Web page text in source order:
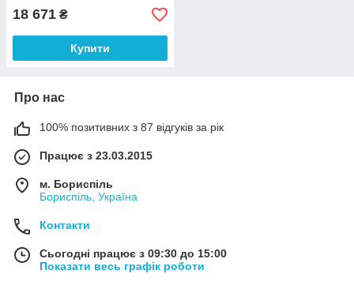
18 671 ₴
Купити
Про нас
100% позитивних з 87 відгуків за рік
Працює з 23.03.2015
м. Бориспіль
Бориспіль, Україна
Контакти
Сьогодні працює з 09:30 до 15:00
Показати весь графік роботи